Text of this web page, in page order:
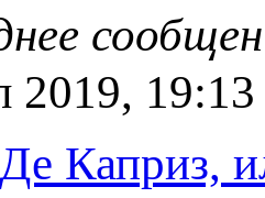
2019, 19:13
Каприз,